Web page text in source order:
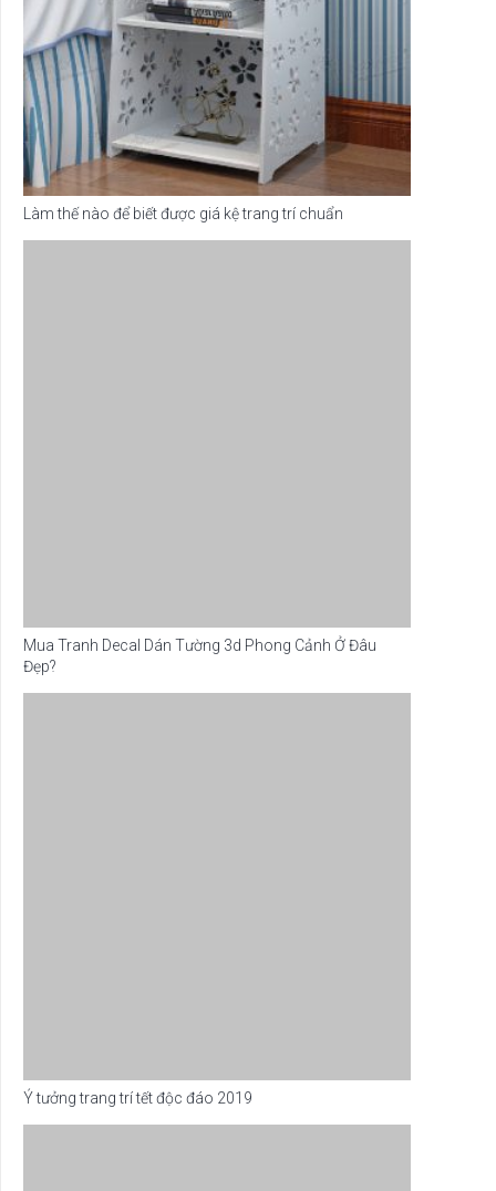
Làm thế nào để biết được giá kệ trang trí chuẩn
Mua Tranh Decal Dán Tường 3d Phong Cảnh Ở Đâu
Đẹp?
Ý tưởng trang trí tết độc đáo 2019